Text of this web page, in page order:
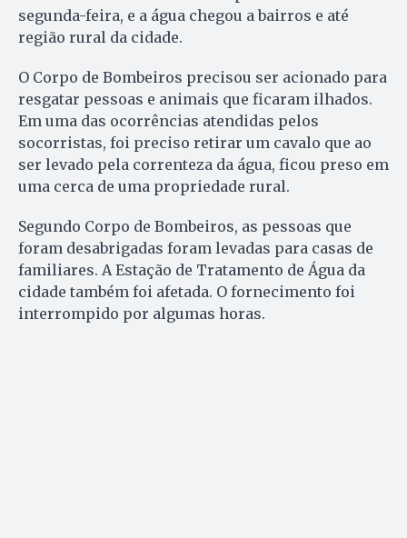
segunda-feira, e a água chegou a bairros e até
região rural da cidade.
O Corpo de Bombeiros precisou ser acionado para
resgatar pessoas e animais que ficaram ilhados.
Em uma das ocorrências atendidas pelos
socorristas, foi preciso retirar um cavalo que ao
ser levado pela correnteza da água, ficou preso em
uma cerca de uma propriedade rural.
Segundo Corpo de Bombeiros, as pessoas que
foram desabrigadas foram levadas para casas de
familiares. A Estação de Tratamento de Água da
cidade também foi afetada. O fornecimento foi
interrompido por algumas horas.